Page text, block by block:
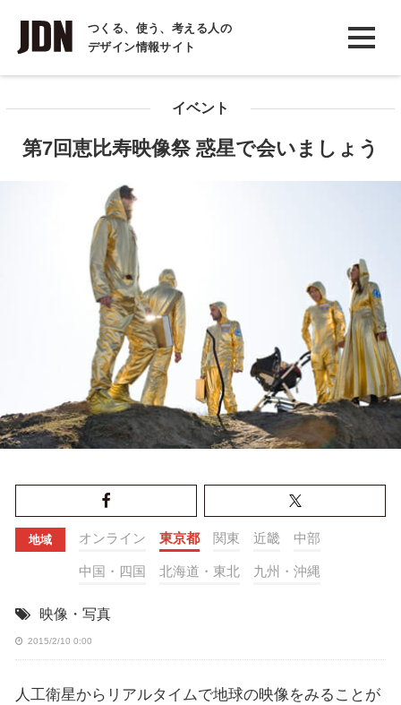
つくる、使う、考える人の
デザイン情報サイト
INTERVIEW
インタビュー
イベント
第7回恵比寿映像祭 惑星で会いましょう
地域 オンライン 東京都 関東 近畿 中部
中国・四国 北海道・東北 九州・沖縄
映像・写真
2015/2/10 0:00
人工衛星からリアルタイムで地球の映像をみることが